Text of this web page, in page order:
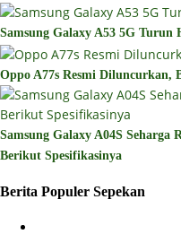
Samsung Galaxy A53 5G Turun
Oppo A77s Resmi Diluncurkan,
Samsung Galaxy A04S
Berikut Spesifikasinya
Berita Populer Sepekan